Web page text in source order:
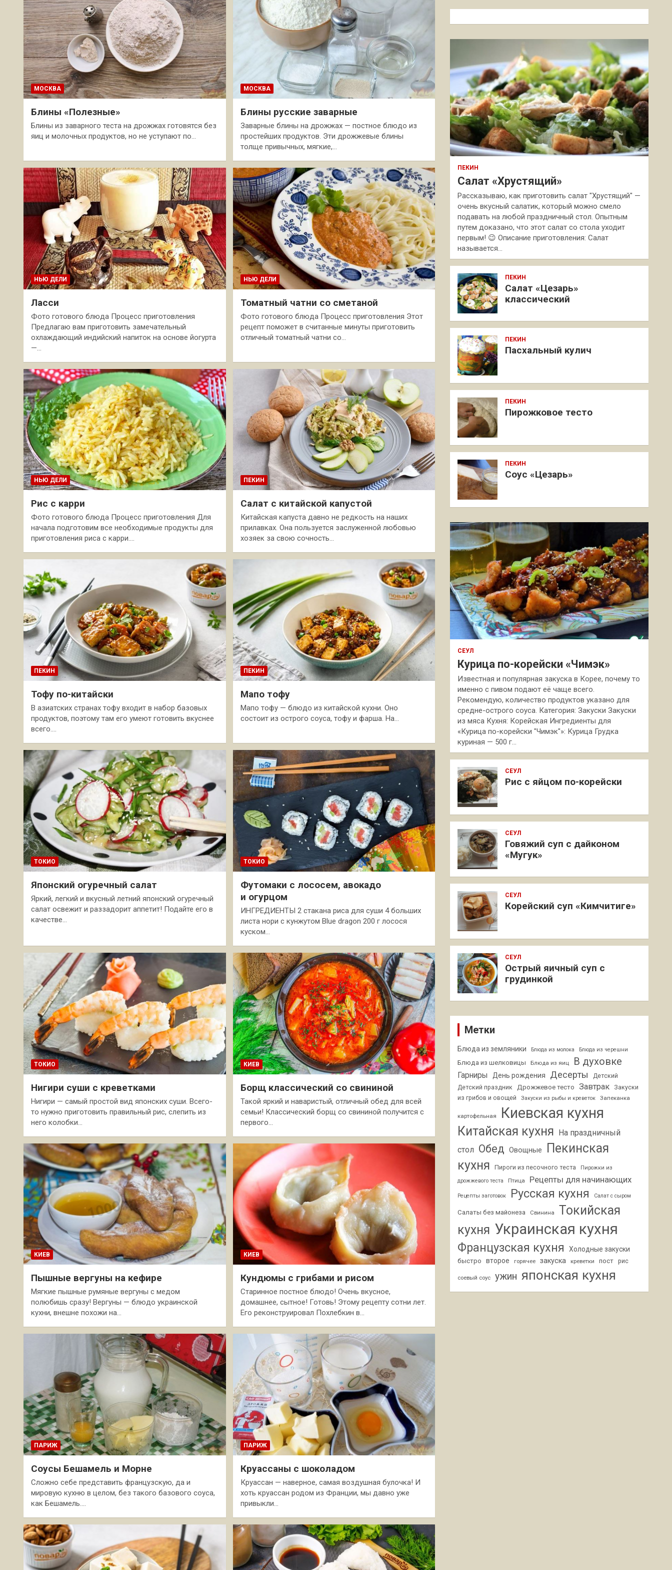
МОСКВА
Блины «Полезные»
Блины из заварного теста на дрожжах готовятся без
яиц и молочных продуктов, но не уступают по…
МОСКВА
Блины русские заварные
Заварные блины на дрожжах — постное блюдо из
простейших продуктов. Эти дрожжевые блины
толще привычных, мягкие,…
НЬЮ ДЕЛИ
Ласси
Фото готового блюда Процесс приготовления
Предлагаю вам приготовить замечательный
охлаждающий индийский напиток на основе йогурта
—…
НЬЮ ДЕЛИ
Томатный чатни со сметаной
Фото готового блюда Процесс приготовления Этот
рецепт поможет в считанные минуты приготовить
отличный томатный чатни со…
НЬЮ ДЕЛИ
Рис с карри
Фото готового блюда Процесс приготовления Для
начала подготовим все необходимые продукты для
приготовления риса с карри.…
ПЕКИН
Салат с китайской капустой
Китайская капуста давно не редкость на наших
прилавках. Она пользуется заслуженной любовью
хозяек за свою сочность…
ПЕКИН
Тофу по-китайски
В азиатских странах тофу входит в набор базовых
продуктов, поэтому там его умеют готовить вкуснее
всего.…
ПЕКИН
Мапо тофу
Мапо тофу — блюдо из китайской кухни. Оно
состоит из острого соуса, тофу и фарша. На…
ТОКИО
Японский огуречный салат
Яркий, легкий и вкусный летний японский огуречный
салат освежит и раззадорит аппетит! Подайте его в
качестве…
ТОКИО
Футомаки с лососем, авокадо
и огурцом
ИНГРЕДИЕНТЫ 2 стакана риса для суши 4 больших
листа нори с кунжутом Blue dragon 200 г лосося
куском…
ТОКИО
Нигири суши с креветками
Нигири — самый простой вид японских суши. Всего-
то нужно приготовить правильный рис, слепить из
него колобки…
КИЕВ
Борщ классический со свининой
Такой яркий и наваристый, отличный обед для всей
семьи! Классический борщ со свининой получится с
первого…
КИЕВ
Пышные вергуны на кефире
Мягкие пышные румяные вергуны с медом
полюбишь сразу! Вергуны — блюдо украинской
кухни, внешне похожи на…
КИЕВ
Кундюмы с грибами и рисом
Старинное постное блюдо! Очень вкусное,
домашнее, сытное! Готовь! Этому рецепту сотни лет.
Его реконструировал Похлебкин в…
ПАРИЖ
Соусы Бешамель и Морне
Сложно себе представить французскую, да и
мировую кухню в целом, без такого базового соуса,
как Бешамель.…
ПАРИЖ
Круассаны с шоколадом
Круассан — наверное, самая воздушная булочка! И
хоть круассан родом из Франции, мы давно уже
привыкли…
к
ПЕКИН
Салат «Хрустящий»
Рассказываю, как приготовить салат "Хрустящий" —
очень вкусный салатик, который можно смело
подавать на любой праздничный стол. Опытным
путем доказано, что этот салат со стола уходит
первым! 😉 Описание приготовления: Салат
называется…
ПЕКИН
Салат «Цезарь»
классический
ПЕКИН
Пасхальный кулич
ПЕКИН
Пирожковое тесто
ПЕКИН
Соус «Цезарь»
СЕУЛ
Курица по-корейски «Чимэк»
Известная и популярная закуска в Корее, почему то
именно с пивом подают её чаще всего.
Рекомендую, количество продуктов указано для
средне-острого соуса. Категория: Закуски Закуски
из мяса Кухня: Корейская Ингредиенты для
«Курица по-корейски "Чимэк"»: Курица Грудка
куриная — 500 г…
СЕУЛ
Рис с яйцом по-корейски
СЕУЛ
Говяжий суп с дайконом
«Мугук»
СЕУЛ
Корейский суп «Кимчитиге»
СЕУЛ
Острый яичный суп с
грудинкой
Метки
Блюда из земляники Блюда из молока Блюда из черешни
Блюда из шелковицы Блюда из яиц В духовке
Гарниры День рождения Десерты
Детский
Детский праздник
Дрожжевое тесто Завтрак
Закуски
из грибов и овощей
Закуски из рыбы и креветок Запеканка
картофельная Киевская кухня
Китайская кухня На праздничный
стол Обед Овощные
Пекинская
кухня
Пироги из песочного теста
Пирожки из
дрожжевого теста
Птица Рецепты для начинающих
Рецепты заготовок Русская кухня Салат с сыром
Салаты без майонеза Свинина
Токийская
кухня Украинская кухня
Французская кухня Холодные закуски
быстро второе горячее закуска креветки пост рис
соевый соус ужин японская кухня